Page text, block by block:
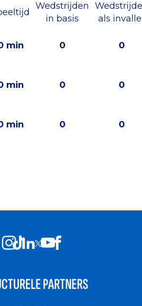
Wedstrijden
in basis
als
min 0 0
min 0 0
min 0 0
PARTNERS